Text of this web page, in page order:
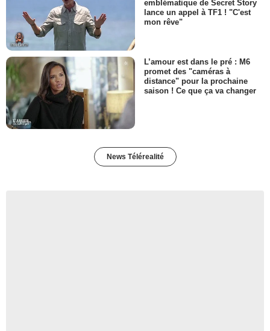
emblématique de Secret Story
lance un appel à TF1 ! "C'est
mon rêve"
L’amour est dans le pré : M6
promet des "caméras à
distance" pour la prochaine
saison ! Ce que ça va changer
News Télérealité